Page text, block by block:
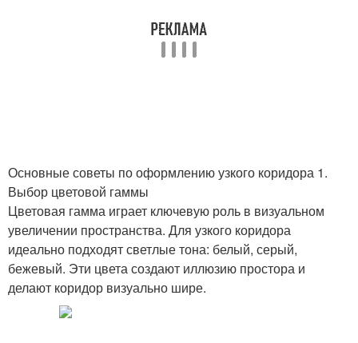
Основные советы по оформлению узкого коридора 1.
Выбор цветовой гаммы
Цветовая гамма играет ключевую роль в визуальном
увеличении пространства. Для узкого коридора
идеально подходят светлые тона: белый, серый,
бежевый. Эти цвета создают иллюзию простора и
делают коридор визуально шире.